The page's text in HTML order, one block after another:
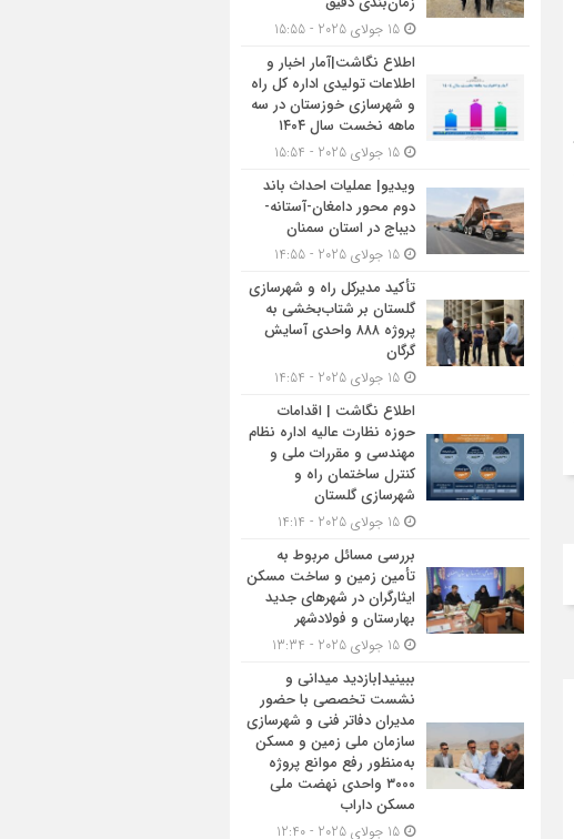
اطلاع نگاشت|آمار اخبار و
اطلاعات تولیدی اداره کل راه
و شهرسازی خوزستان در سه
ماهه نخست سال ۱۴۰۴
ویدیو| عملیات احداث باند
دوم محور دامغان-آستانه-
دیباج در استان سمنان
تأکید مدیرکل راه و شهرسازی
گلستان بر شتاب‌بخشی به
پروژه ۸۸۸ واحدی آسایش
گرگان
اطلاع نگاشت | اقدامات
حوزه نظارت عالیه اداره نظام
مهندسی و مقررات ملی و
کنترل ساختمان راه و
شهرسازی گلستان
بررسی مسائل مربوط به
تأمین زمین و ساخت مسکن
ایثارگران در شهرهای جدید
بهارستان و فولادشهر
ببینید|بازدید میدانی و
نشست تخصصی با حضور
مدیران دفاتر فنی و شهرسازی
سازمان ملی زمین و مسکن
به‌منظور رفع موانع پروژه
۳۰۰۰ واحدی نهضت ملی
مسکن داراب